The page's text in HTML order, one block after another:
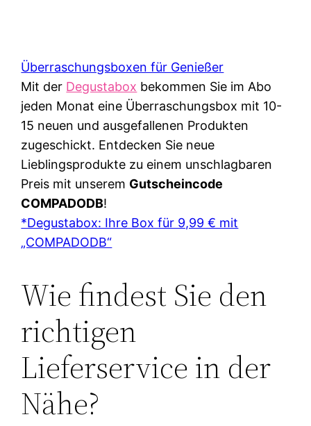
Überraschungsboxen für Genießer
Mit der Degustabox bekommen Sie im Abo
jeden Monat eine Überraschungsbox mit 10-
15 neuen und ausgefallenen Produkten
zugeschickt. Entdecken Sie neue
Lieblingsprodukte zu einem unschlagbaren
Preis mit unserem Gutscheincode
COMPADODB!
*Degustabox: Ihre Box für 9,99 € mit
„COMPADODB“
Wie findest Sie den
richtigen
Lieferservice in der
Nähe?